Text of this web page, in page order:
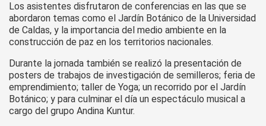
Los asistentes disfrutaron de conferencias en las que se
abordaron temas como el Jardín Botánico de la Universidad
de Caldas, y la importancia del medio ambiente en la
construcción de paz en los territorios nacionales.
Durante la jornada también se realizó la presentación de
posters de trabajos de investigación de semilleros; feria de
emprendimiento; taller de Yoga; un recorrido por el Jardín
Botánico; y para culminar el día un espectáculo musical a
cargo del grupo Andina Kuntur.